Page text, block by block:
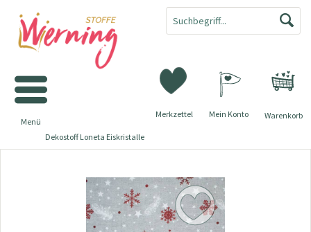
Warenkorb
Merkzettel Mein Konto
Menü
Dekostoff Loneta Eiskristalle